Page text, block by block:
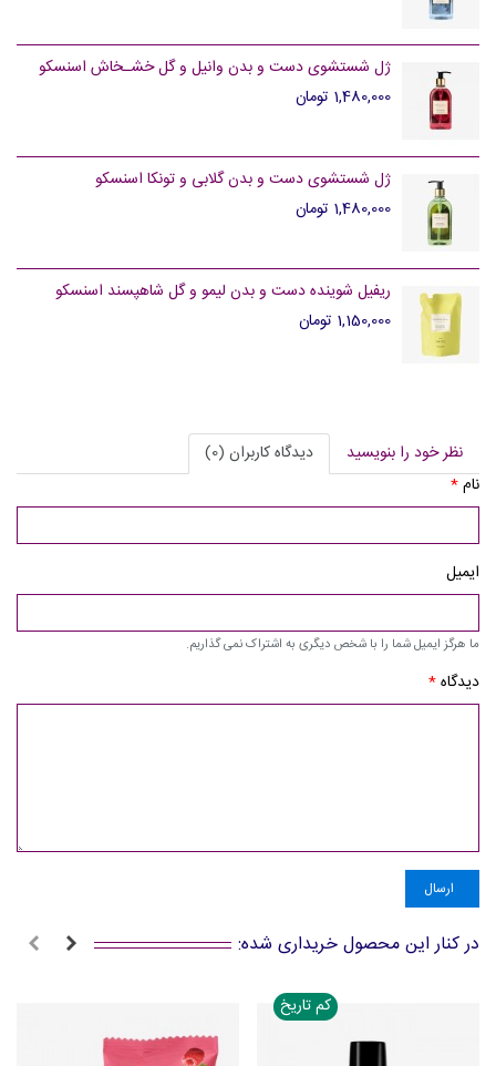
ژل شستشوی دست و بدن وانیل و گل خشـخاش اسنسکو
1,480,000 تومان
ژل شستشوی دست و بدن گلابی و تونکا اسنسکو
1,480,000 تومان
ریفیل شوینده دست و بدن لیمو و گل شاهپسند اسنسکو
1,150,000 تومان
نظر خود را بنویسید
دیدگاه کاربران (0)
نام*
ایمیل
ما هرگز ایمیل شما را با شخص دیگری به اشتراک نمی گذاریم.
دیدگاه*
ارسال
در کنار این محصول خریداری شده:
کم تاریخ